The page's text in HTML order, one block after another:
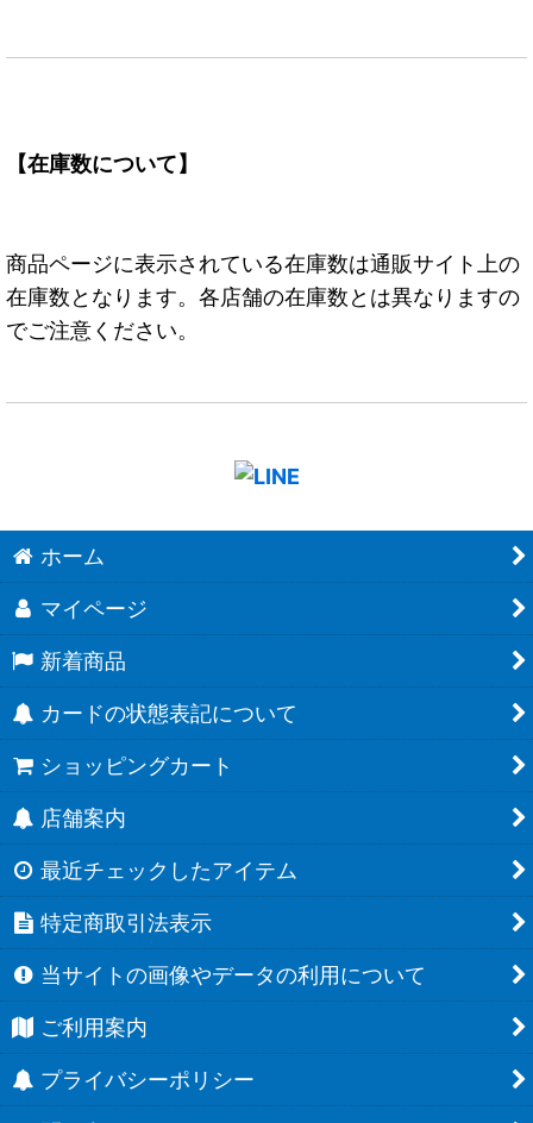
【在庫数について】
商品ページに表示されている在庫数は通販サイト上の
在庫数となります。各店舗の在庫数とは異なりますの
でご注意ください。
ホーム
マイページ
新着商品
カードの状態表記について
ショッピングカート
店舗案内
最近チェックしたアイテム
特定商取引法表示
当サイトの画像やデータの利用について
ご利用案内
プライバシーポリシー